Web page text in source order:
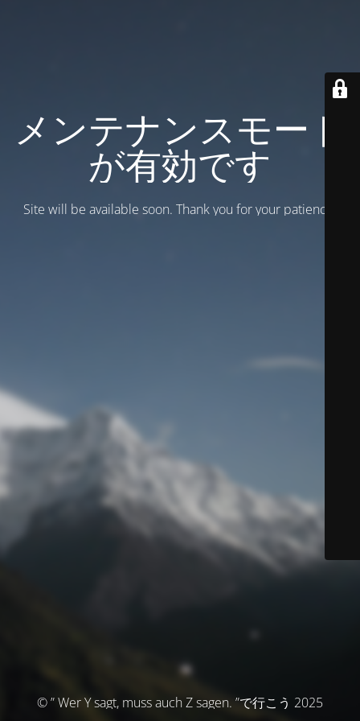
メンテナンスモード
が有効です
Site will be available soon. Thank you for your patience!
© ” Wer Y sagt, muss auch Z sagen. ”で行こう 2025